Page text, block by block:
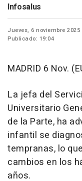
Infosalus
Jueves, 6 noviembre 2025
Publicado: 19:04
MADRID 6 Nov.
La jefa del
Universitario
de la Parte, ha
infantil se
tempranas, lo
cambios en los
años.